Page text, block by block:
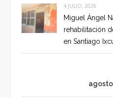
4 JULIO, 2026
Miguel Ángel
rehabilitación
en Santiago